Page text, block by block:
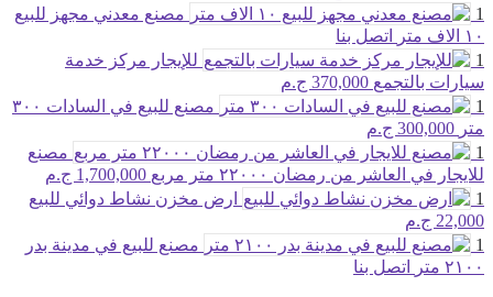
1
مصنع معدني مجهز للبيع
١٠ الاف متر
اتصل بنا
1
للإيجار مركز خدمة
سيارات بالتجمع 370,000 ج.م
1
مصنع للبيع في السادات ٣٠٠
متر 300,000 ج.م
1
مصنع
للايجار في العاشر من رمضان ٢٢٠٠٠ متر مربع
1,700,000 ج.م
1
ارض مخزن نشاط دوائي للبيع
22,000 ج.م
1
مصنع للبيع في مدينة بدر
٢١٠٠ متر
اتصل بنا